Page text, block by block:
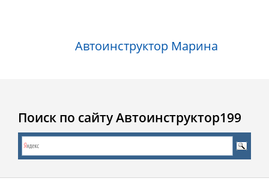
Автоинструктор Марина
Поиск по сайту Автоинструктор199